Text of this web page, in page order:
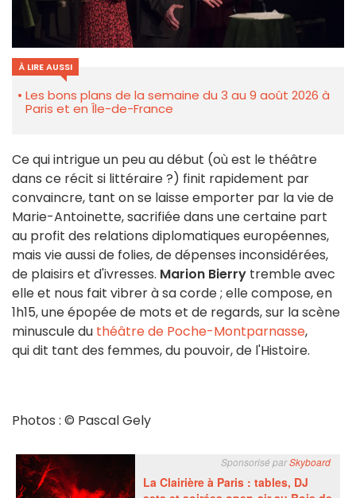
À LIRE AUSSI
Les bons plans de la semaine du 3 au 9 août 2026 à
Paris et en Île-de-France
Ce qui intrigue un peu au début (où est le théâtre
dans ce récit si littéraire ?) finit rapidement par
convaincre, tant on se laisse emporter par la vie de
Marie-Antoinette, sacrifiée dans une certaine part
au profit des relations diplomatiques européennes,
mais vie aussi de folies, de dépenses inconsidérées,
de plaisirs et d'ivresses. Marion Bierry tremble avec
elle et nous fait vibrer à sa corde ; elle compose, en
1h15, une épopée de mots et de regards, sur la scène
minuscule du théâtre de Poche-Montparnasse,
qui dit tant des femmes, du pouvoir, de l'Histoire.
Photos : © Pascal Gely